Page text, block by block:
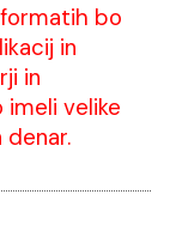
bo
in
in
velike